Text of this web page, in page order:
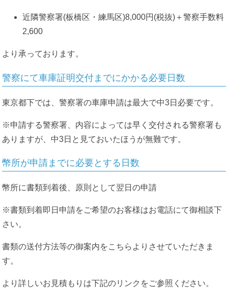
近隣警察署(板橋区・練馬区)8,000円(税抜)＋警察手数料
2,600
より承っております。
警察にて車庫証明交付までにかかる必要日数
東京都下では、警察署の車庫申請は最大で中3日必要です。
※申請する警察署、内容によっては早く交付される警察署も
ありますが、中3日と見ておいたほうが無難です。
幣所が申請までに必要とする日数
幣所に書類到着後、原則として翌日の申請
※書類到着即日申請をご希望のお客様はお電話にて御相談下
さい。
書類の送付方法等の御案内をこちらよりさせていただきま
す。
より詳しいお見積もりは下記のリンクをご参照ください。